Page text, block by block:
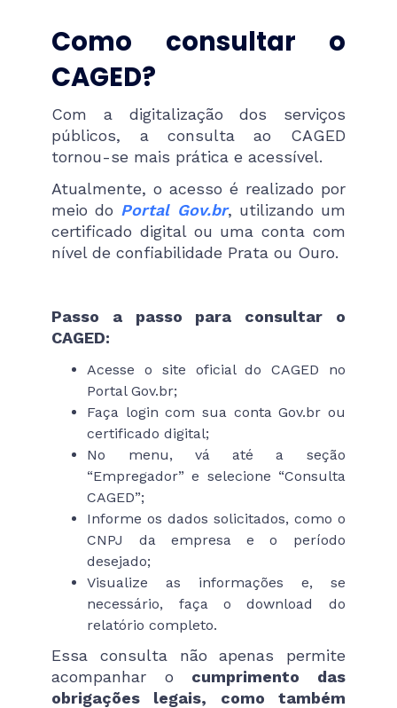
Como consultar o
CAGED?
Com a digitalização dos serviços
públicos, a consulta ao CAGED
tornou-se mais prática e acessível.
Atualmente, o acesso é realizado por
meio do Portal Gov.br, utilizando um
certificado digital ou uma conta com
nível de confiabilidade Prata ou Ouro.
Passo a passo para consultar o
CAGED:
Acesse o site oficial do CAGED no
Portal Gov.br;
Faça login com sua conta Gov.br ou
certificado digital;
No menu, vá até a seção
“Empregador” e selecione “Consulta
CAGED”;
Informe os dados solicitados, como o
CNPJ da empresa e o período
desejado;
Visualize as informações e, se
necessário, faça o download do
relatório completo.
Essa consulta não apenas permite
acompanhar o cumprimento das
obrigações legais, como também